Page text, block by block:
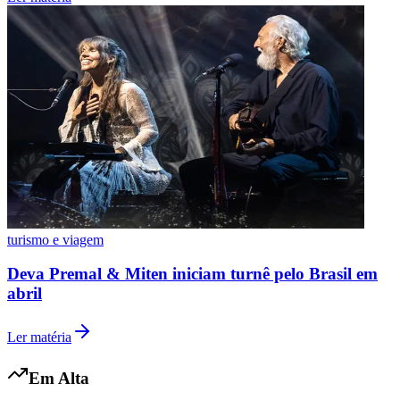
turismo e viagem
Deva Premal & Miten iniciam turnê pelo Brasil em
abril
Ler matéria
Em Alta